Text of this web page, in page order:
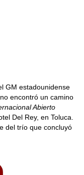
GM estadounidense
encontró un camino
Abierto
Del Rey, en Toluca.
del trío que concluyó